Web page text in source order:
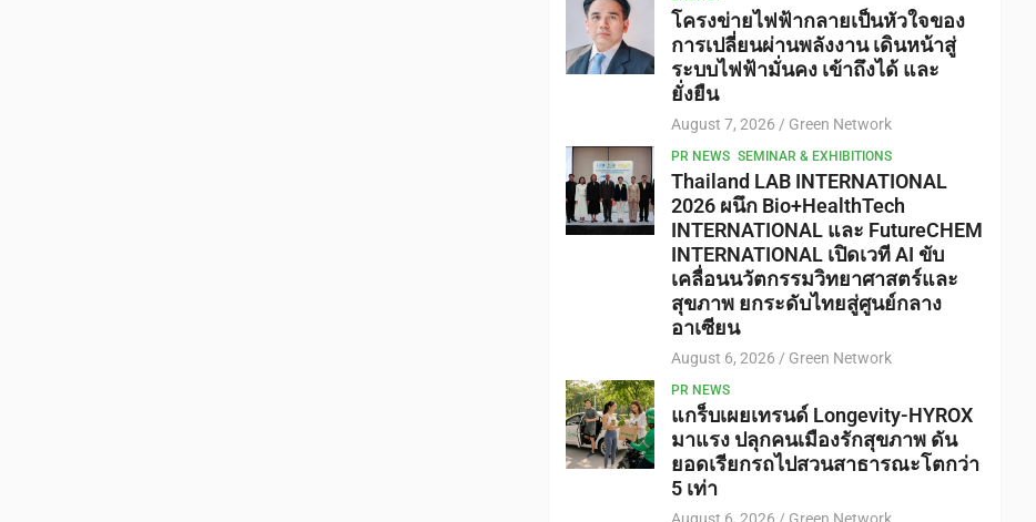
โครงข่ายไฟฟ้ากลายเป็นหัวใจของ
การเปลี่ยนผ่านพลังงาน เดินหน้าสู่
ระบบไฟฟ้ามั่นคง เข้าถึงได้ และ
ยั่งยืน
August 7, 2026 Green Network
PR NEWS SEMINAR & EXHIBITIONS
Thailand LAB INTERNATIONAL
2026 ผนึก Bio+HealthTech
INTERNATIONAL และ FutureCHEM
INTERNATIONAL เปิดเวที AI ขับ
เคลื่อนนวัตกรรมวิทยาศาสตร์และ
สุขภาพ ยกระดับไทยสู่ศูนย์กลาง
อาเซียน
August 6, 2026 Green Network
PR NEWS
แกร็บเผยเทรนด์ Longevity-HYROX
มาแรง ปลุกคนเมืองรักสุขภาพ ดัน
ยอดเรียกรถไปสวนสาธารณะโตกว่า
5 เท่า
August 6, 2026 Green Network